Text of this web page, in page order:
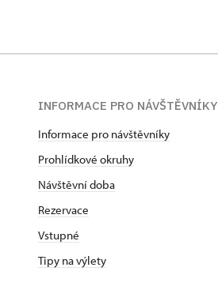
INFORMACE PRO NÁVŠTĚVNÍKY
Informace pro návštěvníky
Prohlídkové okruhy
Návštěvní doba
Rezervace
Vstupné
Tipy na výlety